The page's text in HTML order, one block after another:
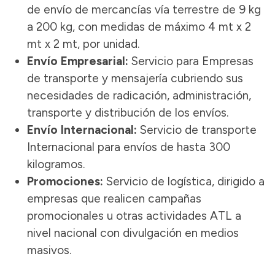
de envío de mercancías vía terrestre de 9 kg
a 200 kg, con medidas de máximo 4 mt x 2
mt x 2 mt, por unidad.
Envío Empresarial: Servicio para Empresas
de transporte y mensajería cubriendo sus
necesidades de radicación, administración,
transporte y distribución de los envíos.
Envío Internacional: Servicio de transporte
Internacional para envíos de hasta 300
kilogramos.
Promociones: Servicio de logística, dirigido a
empresas que realicen campañas
promocionales u otras actividades ATL a
nivel nacional con divulgación en medios
masivos.